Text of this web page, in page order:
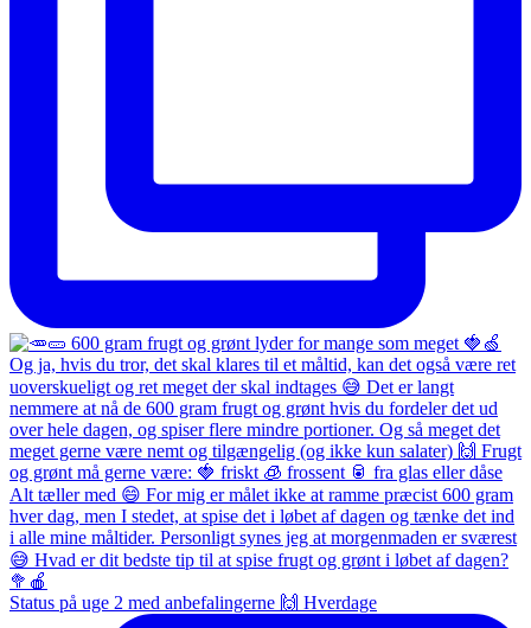
Status på uge 2 med anbefalingerne 🙌 Hverdage